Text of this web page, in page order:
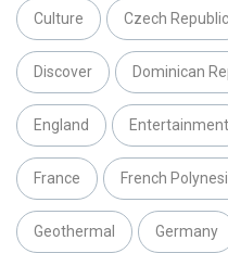
Culture Czech Republic
Discover Dominican
England Entertainment
France French
Geothermal Germany